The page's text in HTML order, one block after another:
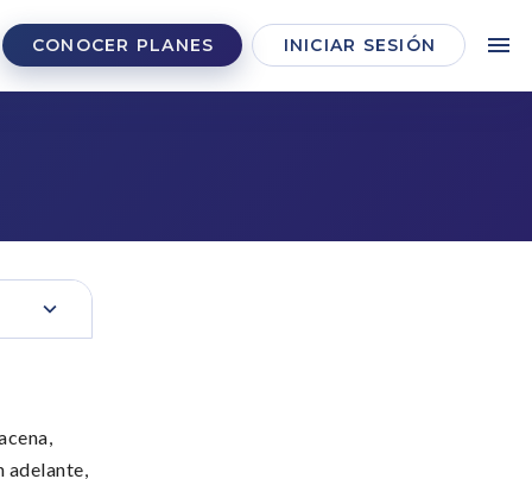
CONOCER PLANES INICIAR SESIÓN
adelante,